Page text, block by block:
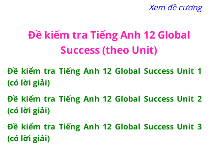
Xem đề cương
Đề kiểm tra Tiếng Anh 12 Global
Success (theo Unit)
Đề kiểm tra Tiếng Anh 12 Global Success Unit 1
(có lời giải)
Đề kiểm tra Tiếng Anh 12 Global Success Unit 2
(có lời giải)
Đề kiểm tra Tiếng Anh 12 Global Success Unit 3
(có lời giải)